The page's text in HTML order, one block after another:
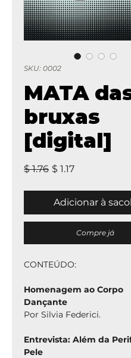
SKU: 0002
MATA
bruxas
[digital]
$ 1.76Regular
$ 1.17Sale
Adicionar à
Compre já
CONTEÚDO:
Homenagem ao Corpo
Dançante
Por Silvia Federici.
Entrevista: Além da
Pele